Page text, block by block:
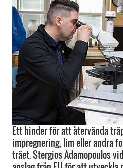
Ett hinder för att återvända
impregnering, lim eller andra
träet. Stergios Adamopoulos